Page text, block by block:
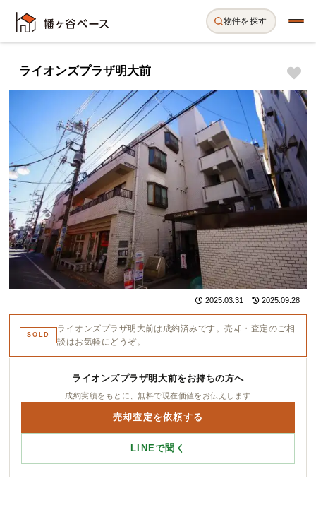
物件を探す
ライオンズプラザ明大前
2025.03.31 2025.09.28
SOLD
ライオンズプラザ明大前は成約済みです。売却・査定のご相
談はお気軽にどうぞ。
ライオンズプラザ明大前をお持ちの方へ
成約実績をもとに、無料で現在価値をお伝えします
売却査定を依頼する
LINEで聞く